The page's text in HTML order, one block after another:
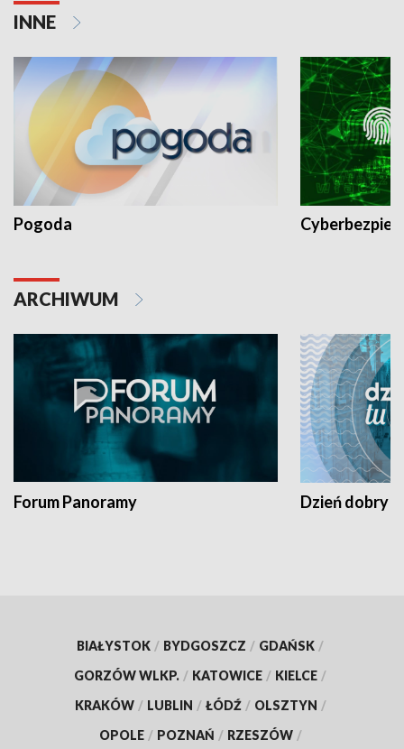
INNE
Pogoda
ARCHIWUM
Forum Panoramy Dzień dobry
BIAŁYSTOK / BYDGOSZCZ / GDAŃSK /
GORZÓW WLKP. / KATOWICE / KIELCE /
KRAKÓW / LUBLIN / ŁÓDŹ / OLSZTYN /
OPOLE / POZNAŃ / RZESZÓW /